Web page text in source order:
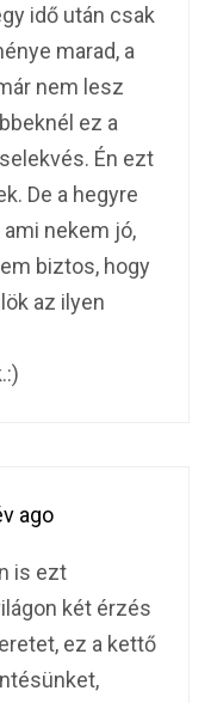
idő után csak
marad, a
nem lesz
ez a
Én ezt
De a hegyre
nekem jó,
biztos, hogy
az ilyen
ago
is ezt
két érzés
ez a kettő